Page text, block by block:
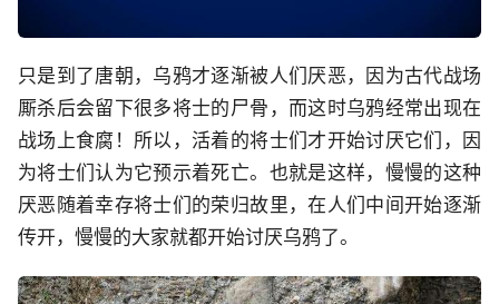
只是到了唐朝，乌鸦才逐渐被人们厌恶，因为古代战场
厮杀后会留下很多将士的尸骨，而这时乌鸦经常出现在
战场上食腐！所以，活着的将士们才开始讨厌它们，因
为将士们认为它预示着死亡。也就是这样，慢慢的这种
厌恶随着幸存将士们的荣归故里，在人们中间开始逐渐
传开，慢慢的大家就都开始讨厌乌鸦了。